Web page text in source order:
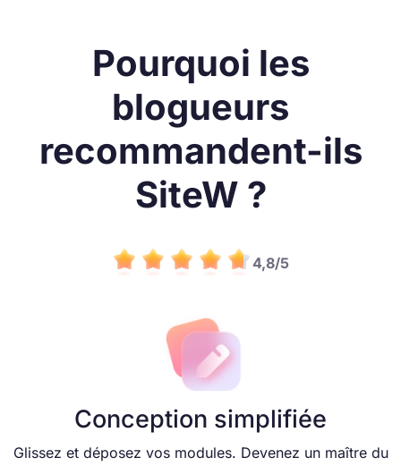
Pourquoi les
blogueurs
recommandent-ils
SiteW ?
4,8/5
Conception simplifiée
Glissez et déposez vos modules. Devenez un maître du